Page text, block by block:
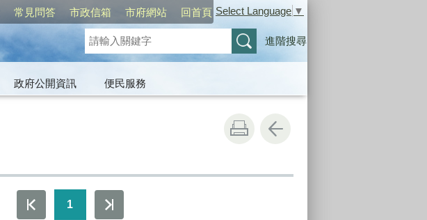
常見問答 市政信箱 市府網站 回首頁 Select Language ▼
進階搜尋
政府公開資訊
便民服務
1